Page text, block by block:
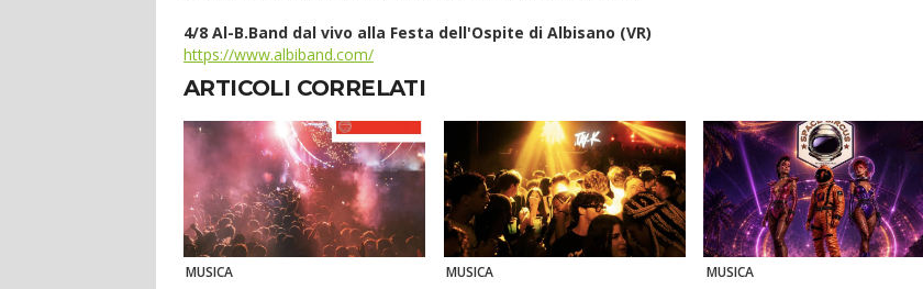
4/8 Al-B.Band dal vivo alla Festa dell'Ospite di Albisano (VR)
https://www.albiband.com/
ARTICOLI CORRELATI
MUSICA MUSICA MUSICA